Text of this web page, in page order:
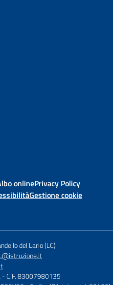
onlinePrivacy Policy
Gestione cookie
del Lario (LC)
- C.F. 83007980135